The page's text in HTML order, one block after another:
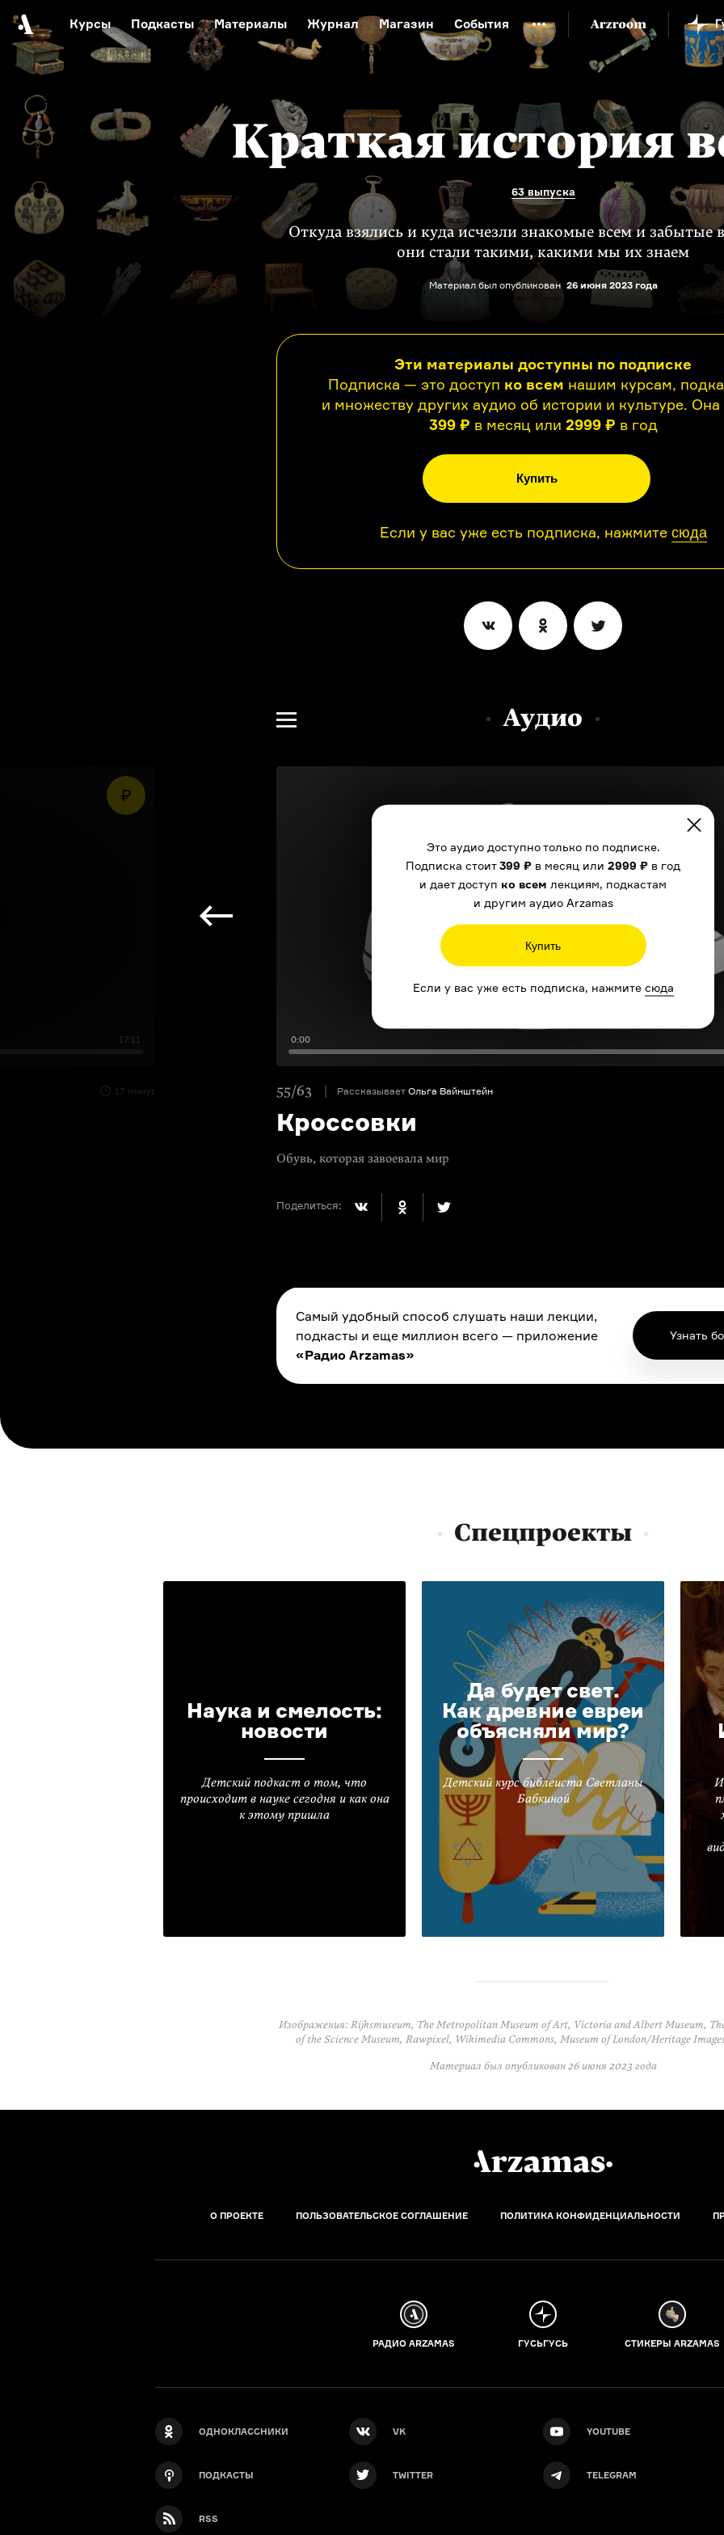
Курсы Подкасты Материалы Журнал Магазин События
Автор среди нас Еврейский музей Новая Третьяковка Онлайн-университет
Русское искусство XX века
Русская литература XX века
Краткая история
63 выпуска
Откуда взялись и куда исчезли знакомые всем и забытые
они стали такими, какими мы их знаем
Материал был опубликован 26 июня 2023 года
Эти материалы доступны по подписке
Подписка — это доступ ко всем нашим курсам,
и множеству других аудио об истории и культуре. Она
399 ₽ в месяц или 2999 ₽ в год
Купить
Если у вас уже есть подписка, нажмите сюда
Аудио
Это аудио доступно только по подписке.
Подписка стоит399 ₽ в месяц или 2999 ₽ в год
и дает доступ ко всем лекциям, подкастам
и другим аудио Arzamas
Купить
Если у вас уже есть подписка, нажмите сюда
0:00
55/63 Рассказывает Ольга Вайнштейн
Кроссовки
Обувь, которая завоевала мир
Поделиться:
17:11
17 минут
Самый удобный способ слушать наши лекции,
подкасты и еще миллион всего — приложение
«Радио Arzamas»
Узнать
Спецпроекты
Наука и смелость:
новости
Детский подкаст о том, что
происходит в науке сегодня и как она
к этому пришла
Да будет свет.
Как древние евреи
объясняли мир?
Детский курс библеиста Светланы
Бабкиной
Изображения: Rijksmuseum, The Metropolitan Museum of Art, Victoria and Albert Museum,
of the Science Museum, Rawpixel, Wikimedia Commons, Museum of London/Heritage
Материал был опубликован26 июня 2023 года
О ПРОЕКТЕ ПОЛЬЗОВАТЕЛЬСКОЕ СОГЛАШЕНИЕ ПОЛИТИКА КОНФИДЕНЦИАЛЬНОСТИ
РАДИО ARZAMAS ГУСЬГУСЬ СТИКЕРЫ ARZAMAS
ОДНОКЛАССНИКИ VK YOUTUBE
ПОДКАСТЫ TWITTER TELEGRAM
RSS